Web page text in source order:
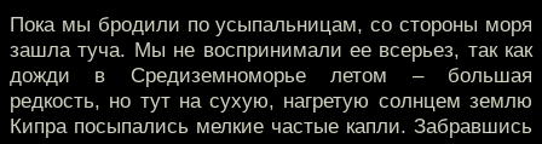
Пока мы бродили по усыпальницам, со стороны моря
зашла туча. Мы не воспринимали ее всерьез, так как
дожди в Средиземноморье летом – большая
редкость, но тут на сухую, нагретую солнцем землю
Кипра посыпались мелкие частые капли. Забравшись